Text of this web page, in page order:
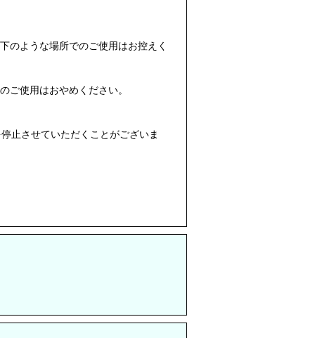
のような場所でのご使用はお控えく
ご使用はおやめください。
止させていただくことがございま